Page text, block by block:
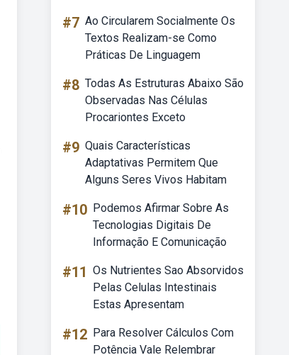
#7 Ao Circularem Socialmente Os
Textos Realizam-se Como
Práticas De Linguagem
#8 Todas As Estruturas Abaixo São
Observadas Nas Células
Procariontes Exceto
#9 Quais Características
Adaptativas Permitem Que
Alguns Seres Vivos Habitam
#10 Podemos Afirmar Sobre As
Tecnologias Digitais De
Informação E Comunicação
#11 Os Nutrientes Sao Absorvidos
Pelas Celulas Intestinais
Estas Apresentam
#12 Para Resolver Cálculos Com
Potência Vale Relembrar